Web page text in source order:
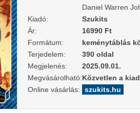
Daniel Warren
Kiadó:
Szukits
Ár:
16990 Ft
Formátum:
keménytáblás
Terjedelem:
390 oldal
Megjelenés:
2025.09.01.
Megvásárolható:Közvetlen a
Online vásárlás:
szukits.hu